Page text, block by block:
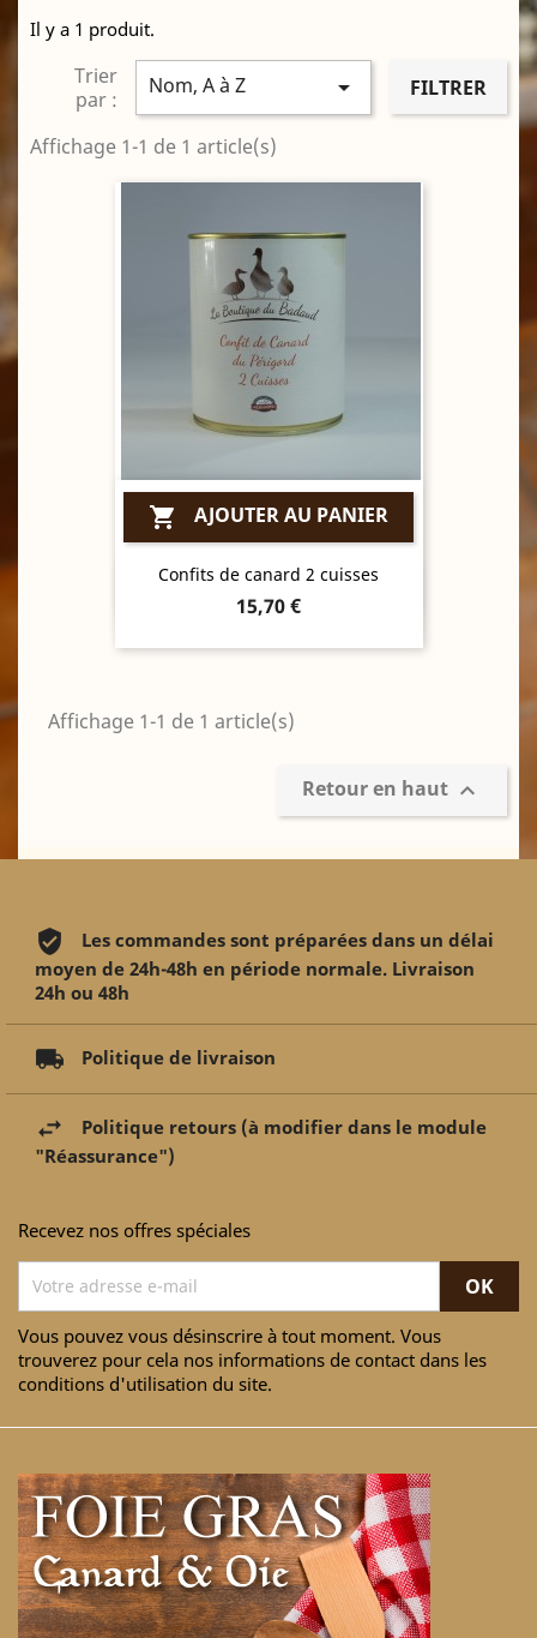
Il y a 1 produit.
Trier
par :
Nom, A à Z  FILTRER
Affichage 1-1 de 1 article(s)
 AJOUTER AU PANIER
Confits de canard 2 cuisses
Prix
15,70 €
 Aperçu rapide
Affichage 1-1 de 1 article(s)
Retour en haut 
Les commandes sont préparées dans un délai
moyen de 24h-48h en période normale. Livraison
24h ou 48h
Politique de livraison
Politique retours (à modifier dans le module
"Réassurance")
Recevez nos offres spéciales
Vous pouvez vous désinscrire à tout moment. Vous
trouverez pour cela nos informations de contact dans les
conditions d'utilisation du site.